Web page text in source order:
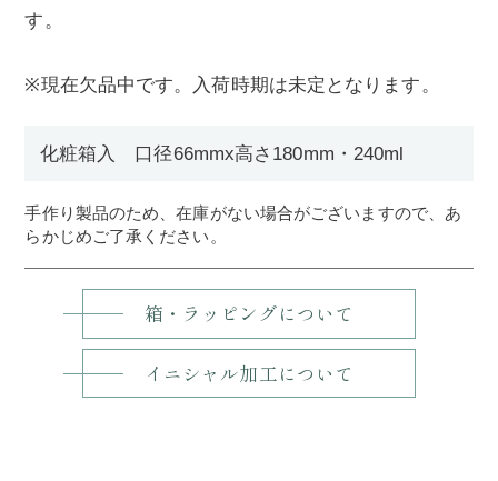
す。
※現在欠品中です。入荷時期は未定となります。
化粧箱入 口径66mmx高さ180mm・240ml
手作り製品のため、在庫がない場合がございますので、あ
らかじめご了承ください。
箱・ラッピングについて
イニシャル加工について